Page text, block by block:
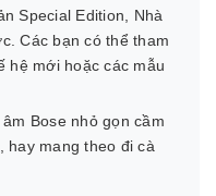
Special Edition, Nhà
Các bạn có thể tham
hệ mới hoặc các mẫu
Bose nhỏ gọn cầm
hay mang theo đi cà